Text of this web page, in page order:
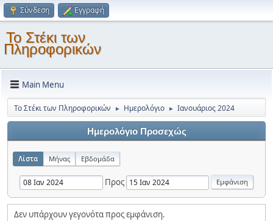
Σύνδεση Εγγραφή
Το Στέκι των
Πληροφορικών
Main Menu
Το Στέκι των Πληροφορικών ► Ημερολόγιο ► Ιανουάριος 2024
Ημερολόγιο Προσεχώς
Λίστα Μήνας Εβδομάδα
Προς
Δεν υπάρχουν γεγονότα προς εμφάνιση.